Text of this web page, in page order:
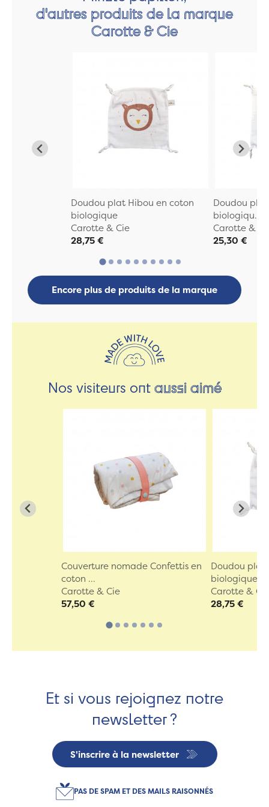
d'autres produits de la marque
Carotte & Cie
Doudou plat Hibou en coton
biologique
Carotte & Cie
28,75 €
Doudou
biologiqu...
Carotte &
25,30 €
Encore plus de produits de la marque
Nos visiteurs ontaussi aimé
Couverture nomade Confettis en
coton ...
Carotte & Cie
57,50 €
Doudou plat
biologique
Carotte &
28,75 €
Et si vous rejoignez notre
newsletter ?
S'inscrire à la newsletter
PAS DE SPAM ET DES MAILS RAISONNÉS